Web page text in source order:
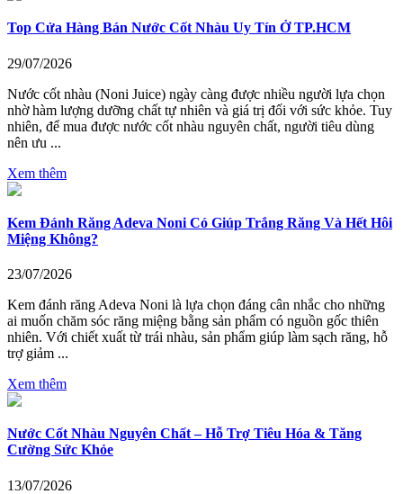
Top Cửa Hàng Bán Nước Cốt Nhàu Uy Tín Ở TP.HCM
29/07/2026
Nước cốt nhàu (Noni Juice) ngày càng được nhiều người lựa chọn
nhờ hàm lượng dưỡng chất tự nhiên và giá trị đối với sức khỏe. Tuy
nhiên, để mua được nước cốt nhàu nguyên chất, người tiêu dùng
nên ưu ...
Xem thêm
Kem Đánh Răng Adeva Noni Có Giúp Trắng Răng Và Hết Hôi
Miệng Không?
23/07/2026
Kem đánh răng Adeva Noni là lựa chọn đáng cân nhắc cho những
ai muốn chăm sóc răng miệng bằng sản phẩm có nguồn gốc thiên
nhiên. Với chiết xuất từ trái nhàu, sản phẩm giúp làm sạch răng, hỗ
trợ giảm ...
Xem thêm
Nước Cốt Nhàu Nguyên Chất – Hỗ Trợ Tiêu Hóa & Tăng
Cường Sức Khỏe
13/07/2026